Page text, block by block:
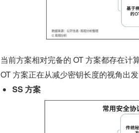
当前方案相对完备的 OT 方案都存在计
OT 方案正在从减少密钥长度的视角出
SS 方案